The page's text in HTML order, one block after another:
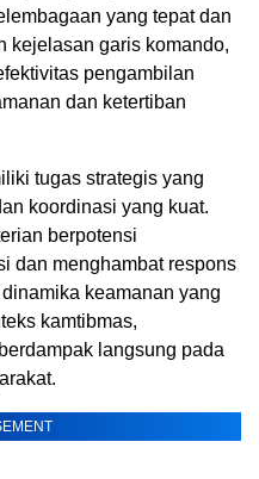
yang tepat dan
kejelasan garis komando,
pengambilan
dan ketertiban
tugas strategis yang
koordinasi yang kuat.
berpotensi
dan menghambat respons
keamanan yang
kamtibmas,
langsung pada